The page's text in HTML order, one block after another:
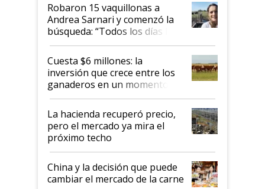
Robaron 15 vaquillonas a
Andrea Sarnari y comenzó la
búsqueda: “Todos los días le
toca a algún productor”
Cuesta $6 millones: la
inversión que crece entre los
ganaderos en un momento
histórico para la actividad
La hacienda recuperó precio,
pero el mercado ya mira el
próximo techo
China y la decisión que puede
cambiar el mercado de la carne